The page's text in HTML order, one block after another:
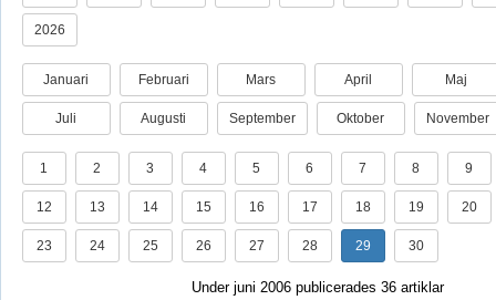
2026
Januari Februari Mars April Maj
Juli Augusti September Oktober November
1 2 3 4 5 6 7 8 9
12 13 14 15 16 17 18 19 20
23 24 25 26 27 28 29 30
Under juni 2006 publicerades 36 artiklar